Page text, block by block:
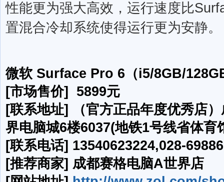
性能更为强大高效，运行速度比
置混合冷却系统使得运行更为安静。
微软 Surface Pro 6（i5/8GB/
[市场售价] 5899元
[联系地址] （官方正品年度优秀店
界电脑城6楼6037(地铁1号线省体育
[联系电话] 13540623224,028-
[推荐商家] 成都赛格电脑A世界店